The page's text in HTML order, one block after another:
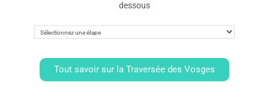
dessous
Tout savoir sur la Traversée des Vosges